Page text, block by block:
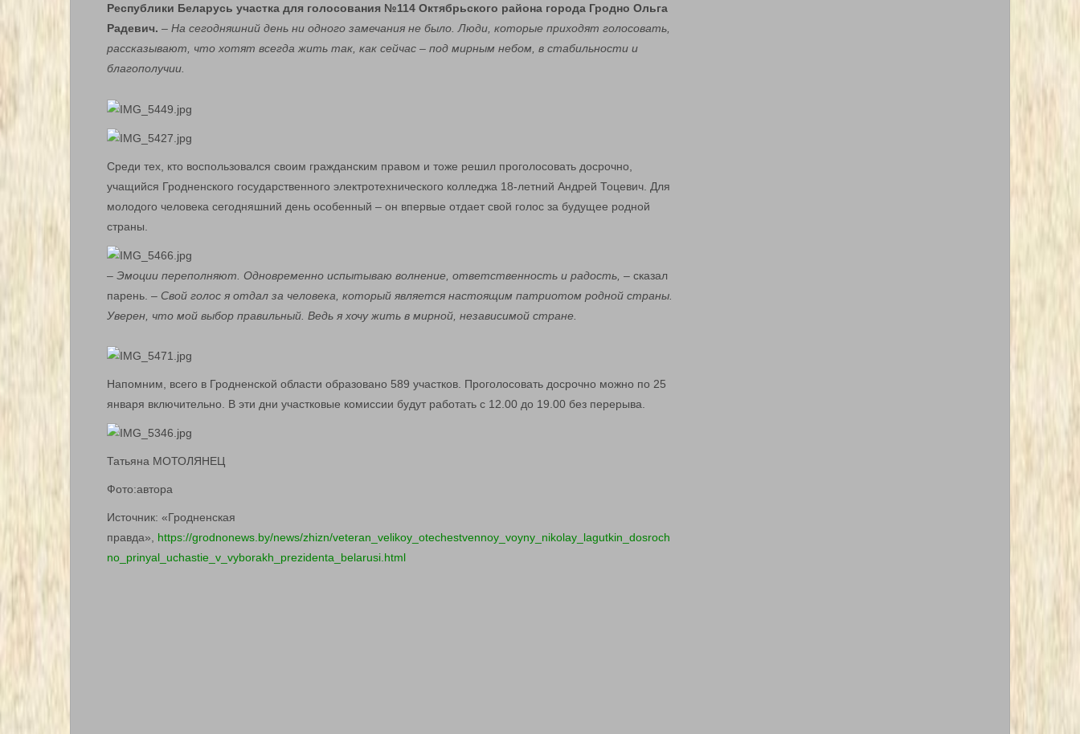
Республики Беларусь участка для голосования №114 Октябрьского района города Гродно Ольга
Радевич. – На сегодняшний день ни одного замечания не было. Люди, которые приходят голосовать,
рассказывают, что хотят всегда жить так, как сейчас – под мирным небом, в стабильности и
благополучии.
Среди тех, кто воспользовался своим гражданским правом и тоже решил проголосовать досрочно,
учащийся Гродненского государственного электротехнического колледжа 18-летний Андрей Тоцевич. Для
молодого человека сегодняшний день особенный – он впервые отдает свой голос за будущее родной
страны.
– Эмоции переполняют. Одновременно испытываю волнение, ответственность и радость, – сказал
парень. – Свой голос я отдал за человека, который является настоящим патриотом родной страны.
Уверен, что мой выбор правильный. Ведь я хочу жить в мирной, независимой стране.
Напомним, всего в Гродненской области образовано 589 участков. Проголосовать досрочно можно по 25
января включительно. В эти дни участковые комиссии будут работать с 12.00 до 19.00 без перерыва.
Татьяна МОТОЛЯНЕЦ
Фото:автора
Источник: «Гродненская
правда», https://grodnonews.by/news/zhizn/veteran_velikoy_otechestvennoy_voyny_nikolay_lagutkin_dosroch
no_prinyal_uchastie_v_vyborakh_prezidenta_belarusi.html